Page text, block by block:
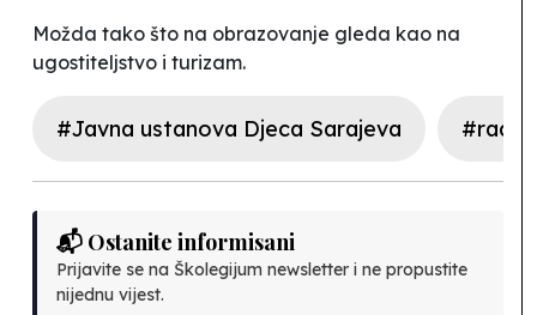
Možda tako što na obrazovanje gleda kao na
ugostiteljstvo i turizam.
#Javna ustanova Djeca Sarajeva #radni
📬 Ostanite informisani
Prijavite se na Školegijum newsletter i ne propustite
nijednu vijest.